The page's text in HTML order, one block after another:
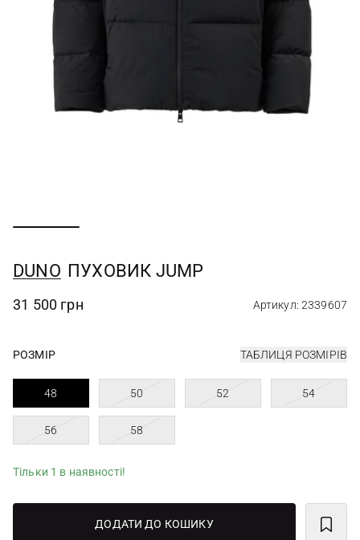
DUNO ПУХОВИК JUMP
31 500 грн Артикул: 2339607
РОЗМІР ТАБЛИЦЯ РОЗМІРІВ
48 50 52 54
56 58
Тільки 1 в наявності!
ДОДАТИ ДО КОШИКУ